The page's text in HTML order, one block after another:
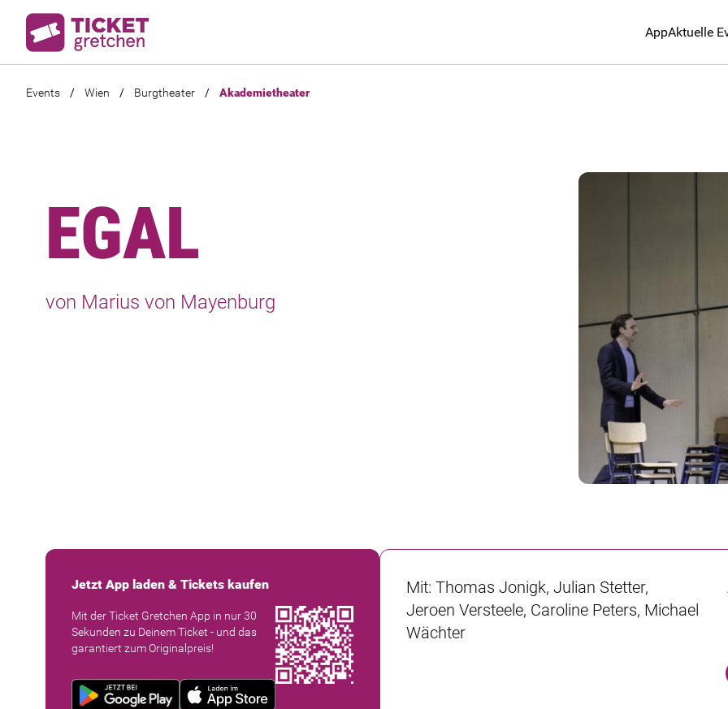
AppAktuelle
Events / Wien / Burgtheater / Akademietheater
EGAL
von Marius von Mayenburg
Jetzt App laden & Tickets kaufen
Mit der Ticket Gretchen App in nur 30
Sekunden zu Deinem Ticket - und das
garantiert zum Originalpreis!
Mit: Thomas Jonigk, Julian Stetter,
Jeroen Versteele, Caroline Peters, Michael
Wächter